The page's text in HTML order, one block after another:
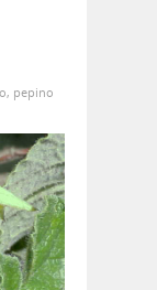
, pepino